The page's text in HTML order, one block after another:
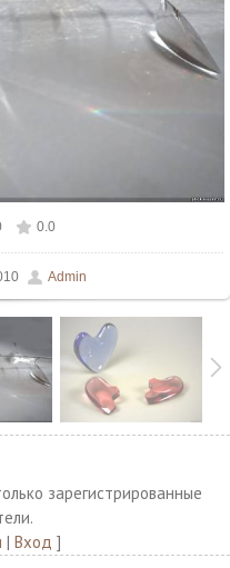
1500x1125
0.0
Admin
зарегистрированные
| Вход ]